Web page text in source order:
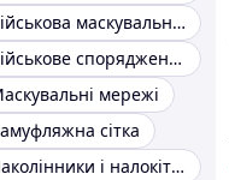
Військова маскувальна сітка
Військове спорядження
мережі
сітка
Наколінники і налокітники